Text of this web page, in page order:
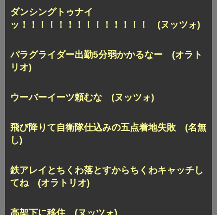
ダンシングトゥナイ
ッ！！！！！！！！！！！！！！ (ヌッツォ)
パラグライダー出勤5分弱かかるなー (オラト
リオ)
ウーバーイーツ頼むな (ヌッツォ)
飛び降りて自衛隊仕込みの五点着地失敗 (名無
し)
鉄アレイとちくわ落とすからちくわキャッチし
てね (オラトリオ)
高架下に移住 (ヌッツォ)